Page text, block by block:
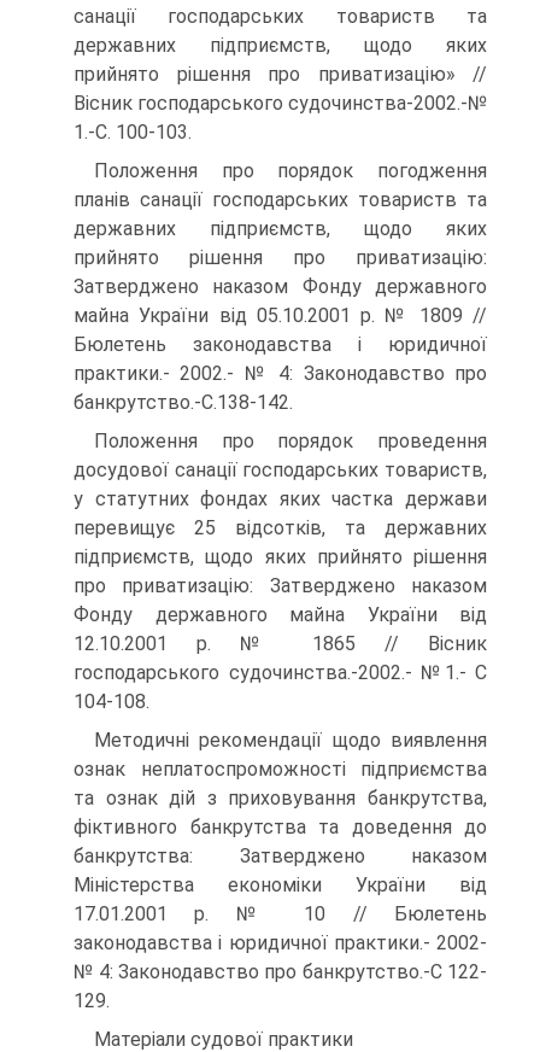
санації господарських товариств та
державних підприємств, щодо яких
прийнято рішення про приватизацію» //
Вісник господарського судочинства-2002.-№
1.-С. 100-103.
Положення про порядок погодження
планів санації господарських товариств та
державних підприємств, щодо яких
прийнято рішення про приватизацію:
Затверджено наказом Фонду державного
майна України від 05.10.2001 р. № 1809 //
Бюлетень законодавства і юридичної
практики.- 2002.- № 4: Законодавство про
банкрутство.-С.138-142.
Положення про порядок проведення
досудової санації господарських товариств,
у статутних фондах яких частка держави
перевищує 25 відсотків, та державних
підприємств, щодо яких прийнято рішення
про приватизацію: Затверджено наказом
Фонду державного майна України від
12.10.2001 р. № 1865 // Вісник
господарського судочинства.-2002.- №1.- С
104-108.
Методичні рекомендації щодо виявлення
ознак неплатоспроможності підприємства
та ознак дій з приховування банкрутства,
фіктивного банкрутства та доведення до
банкрутства: Затверджено наказом
Міністерства економіки України від
17.01.2001 р. № 10 // Бюлетень
законодавства і юридичної практики.- 2002-
№ 4: Законодавство про банкрутство.-С 122-
129.
Матеріали судової практики